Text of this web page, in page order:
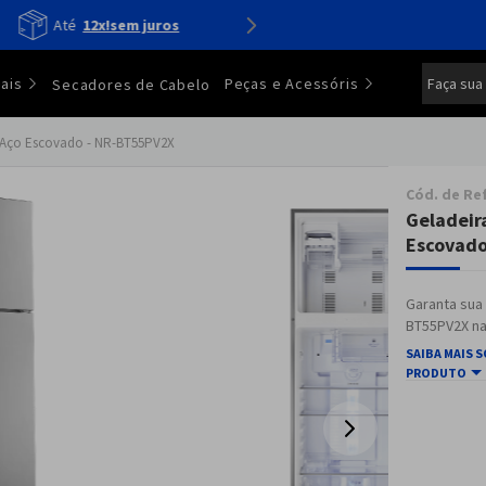
Confira oslançamentos
Secadores de Cabelo Peças e Acessóris
Escovado - NR-BT55PV2X
Cód. de
Garanta
BT55PV2X
SAIBA MAIS
PRODUTO